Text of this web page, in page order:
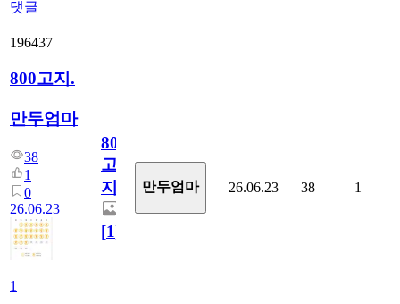
댓글
196437
800고지.
만두엄마
38
1
0
26.06.23
1
800
고
지.
[1]
만두엄마 26.06.23 38 1